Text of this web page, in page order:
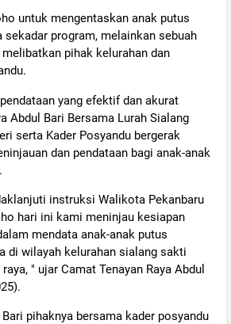
untuk mengentaskan anak putus
program, melainkan sebuah
pihak kelurahan dan
yang efektif dan akurat
Abdul Bari Bersama Lurah Sialang
serta Kader Posyandu bergerak
dan pendataan bagi anak-anak
instruksi Walikota Pekanbaru
hari ini kami meninjau kesiapan
mendata anak-anak putus
di wilayah kelurahan sialang sakti
" ujar Camat Tenayan Raya Abdul
pihaknya bersama kader posyandu